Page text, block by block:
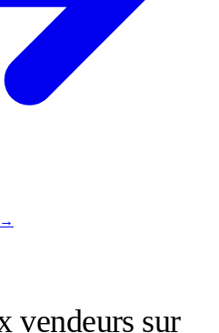
→
vendeurs sur